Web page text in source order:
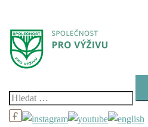
Vyhledávání